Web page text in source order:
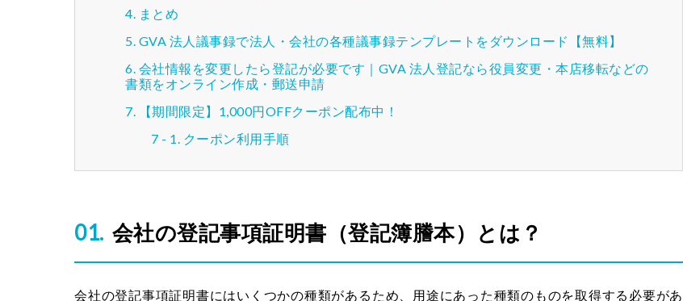
まとめ
GVA 法人議事録で法人・会社の各種議事録テンプレートをダウンロード【無料】
会社情報を変更したら登記が必要です｜GVA 法人登記なら役員変更・本店移転などの
書類をオンライン作成・郵送申請
【期間限定】1,000円OFFクーポン配布中！
クーポン利用手順
会社の登記事項証明書（登記簿謄本）とは？
会社の登記事項証明書にはいくつかの種類があるため、用途にあった種類のものを取得する必要があ